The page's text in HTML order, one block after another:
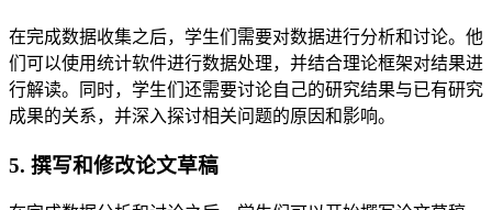
在完成数据收集之后，学生们需要对数据进行分析和讨论。他
们可以使用统计软件进行数据处理，并结合理论框架对结果进
行解读。同时，学生们还需要讨论自己的研究结果与已有研究
成果的关系，并深入探讨相关问题的原因和影响。
5. 撰写和修改论文草稿